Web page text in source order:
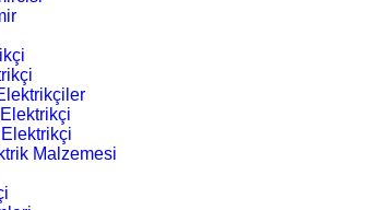
Malzemesi